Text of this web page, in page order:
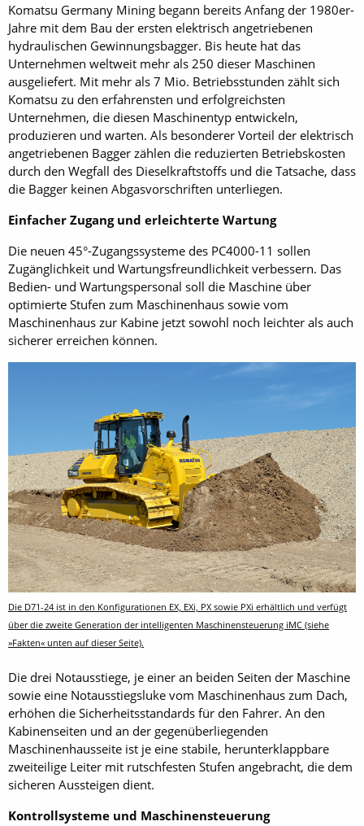
Komatsu Germany Mining begann bereits Anfang der 1980er-
Jahre mit dem Bau der ersten elektrisch angetriebenen
hydraulischen Gewinnungsbagger. Bis heute hat das
Unternehmen weltweit mehr als 250 dieser Maschinen
ausgeliefert. Mit mehr als 7 Mio. Betriebsstunden zählt sich
Komatsu zu den erfahrensten und erfolgreichsten
Unternehmen, die diesen Maschinentyp entwickeln,
produzieren und warten. Als besonderer Vorteil der elektrisch
angetriebenen Bagger zählen die reduzierten Betriebskosten
durch den Wegfall des Dieselkraftstoffs und die Tatsache, dass
die Bagger keinen Abgasvorschriften unterliegen.
Einfacher Zugang und erleichterte Wartung
Die neuen 45°-Zugangssysteme des PC4000-11 sollen
Zugänglichkeit und Wartungsfreundlichkeit verbessern. Das
Bedien- und Wartungspersonal soll die Maschine über
optimierte Stufen zum Maschinenhaus sowie vom
Maschinenhaus zur Kabine jetzt sowohl noch leichter als auch
sicherer erreichen können.
Die D71-24 ist in den Konfigurationen EX, EXi, PX sowie PXi erhältlich und verfügt
über die zweite Generation der intelligenten Maschinensteuerung iMC (siehe
»Fakten« unten auf dieser Seite).
Die drei Notausstiege, je einer an beiden Seiten der Maschine
sowie eine Notausstiegsluke vom Maschinenhaus zum Dach,
erhöhen die Sicherheitsstandards für den Fahrer. An den
Kabinenseiten und an der gegenüberliegenden
Maschinenhausseite ist je eine stabile, herunterklappbare
zweiteilige Leiter mit rutschfesten Stufen angebracht, die dem
sicheren Aussteigen dient.
Kontrollsysteme und Maschinensteuerung